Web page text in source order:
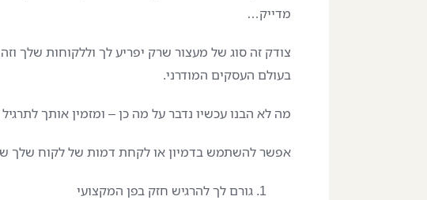
מדייק…
צודק זה סוג של מעצור שרק יפריע לך וללקוחות שלך
בעולם העסקים המודרני.
מה לא הבנו עכשיו נדבר על מה כן – ומזמין אותך
אפשר להשתמש בדמיון או לקחת דמות של לקוח שלך
גורם לך להרגיש חזק בפן המקצועי